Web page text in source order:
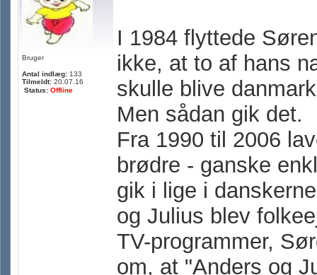
Bruger
Antal indlæg: 133
Tilmeldt: 20.07.16
Status: Offline
I 1984 flyttede
ikke, at to af hans
skulle blive
Men sådan gik det.
Fra 1990 til 2006
brødre - ganske
gik i lige i
og Julius blev
TV-programmer,
om, at "Anders og